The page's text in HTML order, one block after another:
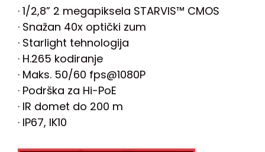
· 1/2,8” 2 megapiksela STARVIS™ CMOS
· Snažan 40x optički zum
· Starlight tehnologija
· H.265 kodiranje
· Maks. 50/60 fps@1080P
· Podrška za Hi-PoE
· IR domet do 200 m
· IP67, IK10